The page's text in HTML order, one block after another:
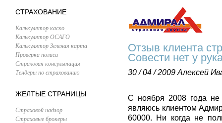
СТРАХОВАНИЕ
Калькулятор каско
Калькулятор ОСАГО
Калькулятор Зеленая карта
Проверка полиса
Страховая консультация
Тендеры по страхованию
ЖЕЛТЫЕ СТРАНИЦЫ
Страховой надзор
Страховые брокеры
Отзыв клиента
Совести нет у
30 / 04 / 2009 Алексей
С ноября 2008 года не
являюсь клиентом
60000. Ни когда не